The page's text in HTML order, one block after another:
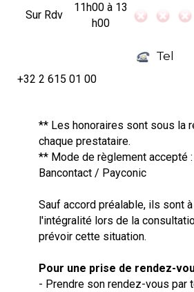
Sur Rdv
11h00 à 13
h00
Tel
+32 2 615 01 00
** Les honoraires sont sous la
chaque prestataire.
** Mode de règlement accepté
Bancontact / Payconic
Sauf accord préalable, ils sont
l'intégralité lors de la
prévoir cette situation.
Pour une prise de rendez-
- Prendre son rendez-vous par